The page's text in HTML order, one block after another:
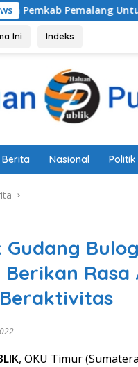
Untuk Membenahi
Ini Indeks
Berita Nasional Politik
Gudang
Berikan
, OKU Timur